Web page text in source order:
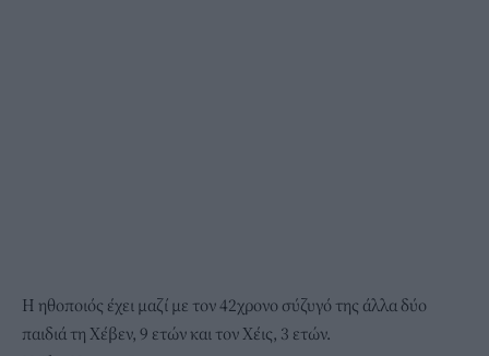
Η ηθοποιός έχει μαζί με τον 42χρονο σύζυγό της άλλα δύο
παιδιά τη Χέβεν, 9 ετών και τον Χέις, 3 ετών.